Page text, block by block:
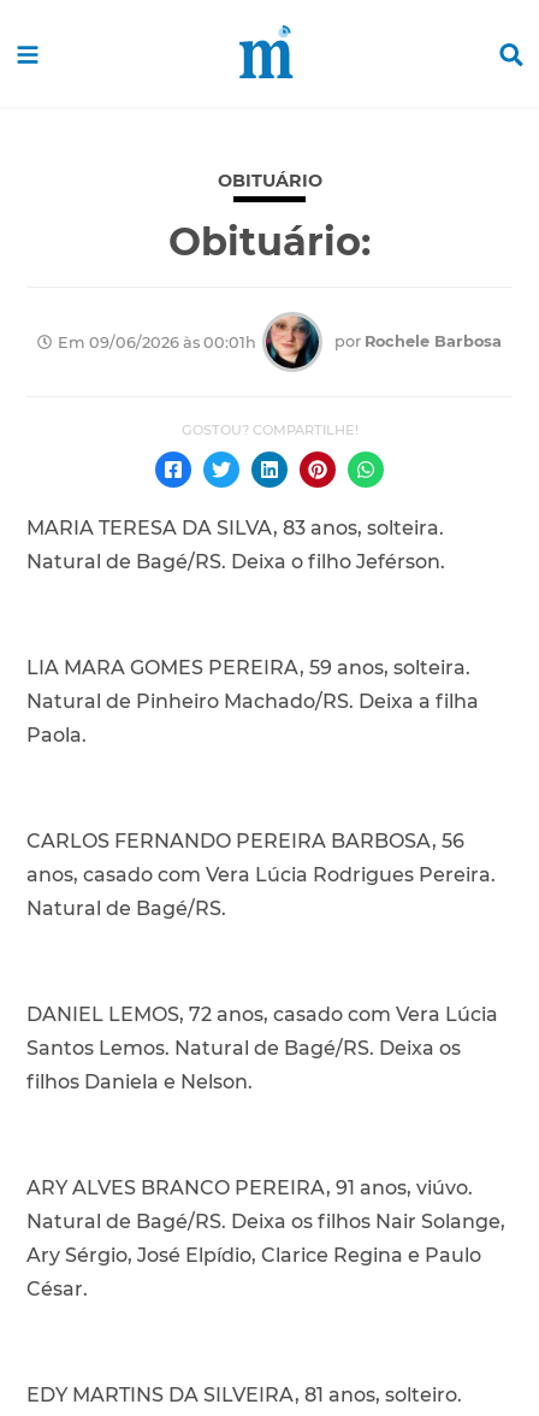
OBITUÁRIO
Obituário:
Em 09/06/2026 às 00:01h por Rochele Barbosa
MARIA TERESA DA SILVA, 83 anos, solteira.
Natural de Bagé/RS. Deixa o filho Jeférson.
LIA MARA GOMES PEREIRA, 59 anos, solteira.
Natural de Pinheiro Machado/RS. Deixa a filha
Paola.
CARLOS FERNANDO PEREIRA BARBOSA, 56
anos, casado com Vera Lúcia Rodrigues Pereira.
Natural de Bagé/RS.
DANIEL LEMOS, 72 anos, casado com Vera Lúcia
Santos Lemos. Natural de Bagé/RS. Deixa os
filhos Daniela e Nelson.
ARY ALVES BRANCO PEREIRA, 91 anos, viúvo.
Natural de Bagé/RS. Deixa os filhos Nair Solange,
Ary Sérgio, José Elpídio, Clarice Regina e Paulo
César.
EDY MARTINS DA SILVEIRA, 81 anos, solteiro.